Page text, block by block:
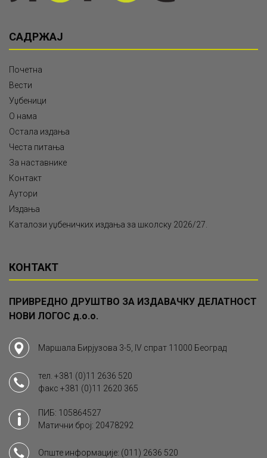
САДРЖАЈ
Почетна
Вести
Уџбеници
О нама
Остала издања
Честа питања
За наставнике
Контакт
Аутори
Издања
Каталози уџбеничких издања за школску 2026/27.
КОНТАКТ
ПРИВРЕДНО ДРУШТВО ЗА ИЗДАВАЧКУ ДЕЛАТНОСТ
НОВИ ЛОГОС д.о.о.
Маршала Бирјузова 3-5, IV спрат 11000 Београд
тел. +381 (0)11 2636 520
факс +381 (0)11 2620 365
ПИБ: 105864527
Матични број: 20478292
Опште информације: (011) 2636 520